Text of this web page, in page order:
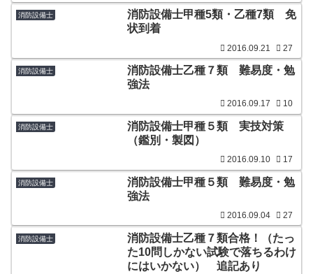
消防設備士
消防設備士甲種5類・乙種7類 免
状到着
2016.09.21 27
消防設備士
消防設備士乙種７類 難易度・勉
強法
2016.09.17 10
消防設備士
消防設備士甲種５類 実技対策
（鑑別・製図）
2016.09.10 17
消防設備士
消防設備士甲種５類 難易度・勉
強法
2016.09.04 27
消防設備士
消防設備士乙種７類合格！（たっ
た10問しかない試験で落ちるわけ
にはいかない） 追記あり